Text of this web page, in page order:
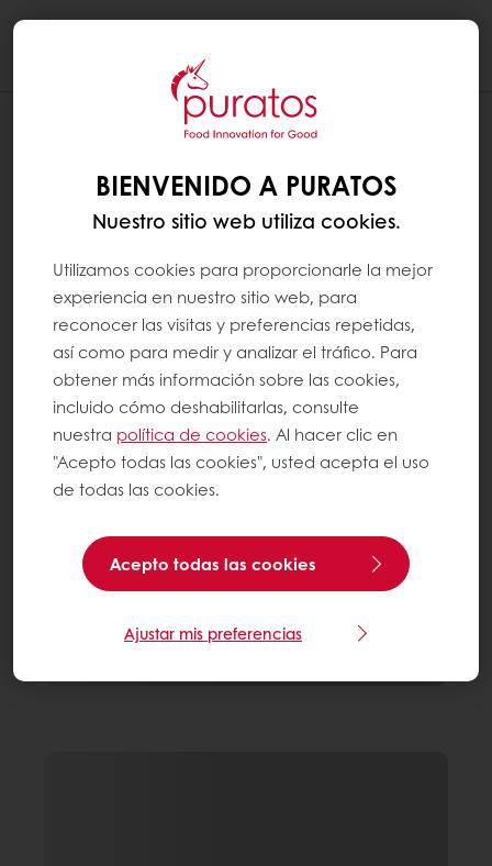
BIENVENIDO A PURATOS
Nuestro sitio web utiliza cookies.
Utilizamos cookies para proporcionarle la mejor
experiencia en nuestro sitio web, para
reconocer las visitas y preferencias repetidas,
así como para medir y analizar el tráfico. Para
obtener más información sobre las cookies,
incluido cómo deshabilitarlas, consulte
nuestra política de cookies. Al hacer clic en
"Acepto todas las cookies", usted acepta el uso
de todas las cookies.
Acepto todas las cookies
Ajustar mis preferencias